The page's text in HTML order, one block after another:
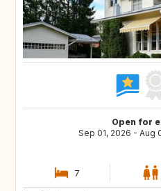
Open for
Sep 01, 2026 - Aug
7